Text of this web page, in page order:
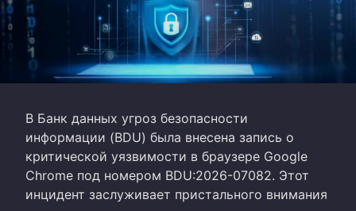
В Банк данных угроз безопасности
информации (BDU) была внесена запись о
критической уязвимости в браузере Google
Chrome под номером BDU:2026-07082. Этот
инцидент заслуживает пристального внимания